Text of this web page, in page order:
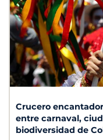
Crucero
entre carnaval,
biodiversidad de